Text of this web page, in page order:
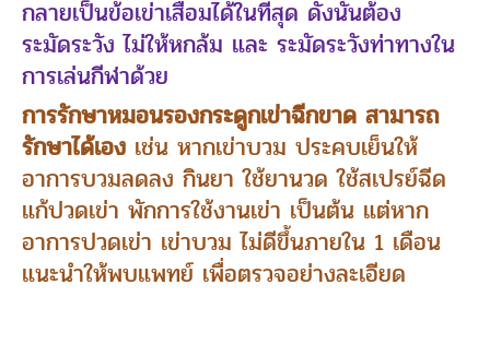
กลายเป็นข้อเข่าเสื่อมได้ในที่สุด ดังนั้นต้อง
ระมัดระวัง ไม่ให้หกล้ม และ ระมัดระวังท่าทางใน
การเล่นกีฬาด้วย
การรักษาหมอนรองกระดูกเข่าฉีกขาด สามารถ
รักษาได้เอง เช่น หากเข่าบวม ประคบเย็นให้
อาการบวมลดลง กินยา ใช้ยานวด ใช้สเปรย์ฉีด
แก้ปวดเข่า พักการใช้งานเข่า เป็นต้น แต่หาก
อาการปวดเข่า เข่าบวม ไม่ดีขึ้นภายใน 1 เดือน
แนะนำให้พบแพทย์ เพื่อตรวจอย่างละเอียด